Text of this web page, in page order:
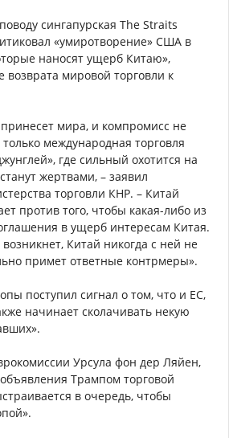
сингапурская The Straits
«умиротворение» США в
наносят ущерб Китаю»,
возврата мировой торговли к
мира, и компромисс не
международная торговля
где сильный охотится на
жертвами, – заявил
торговли КНР. – Китай
против того, чтобы какая-либо из
в ущерб интересам Китая.
возникнет, Китай никогда с ней не
примет ответные контрмеры».
поступил сигнал о том, что и ЕС,
начинает сколачивать некую
Урсула фон дер Ляйен,
Трампом торговой
в очередь, чтобы